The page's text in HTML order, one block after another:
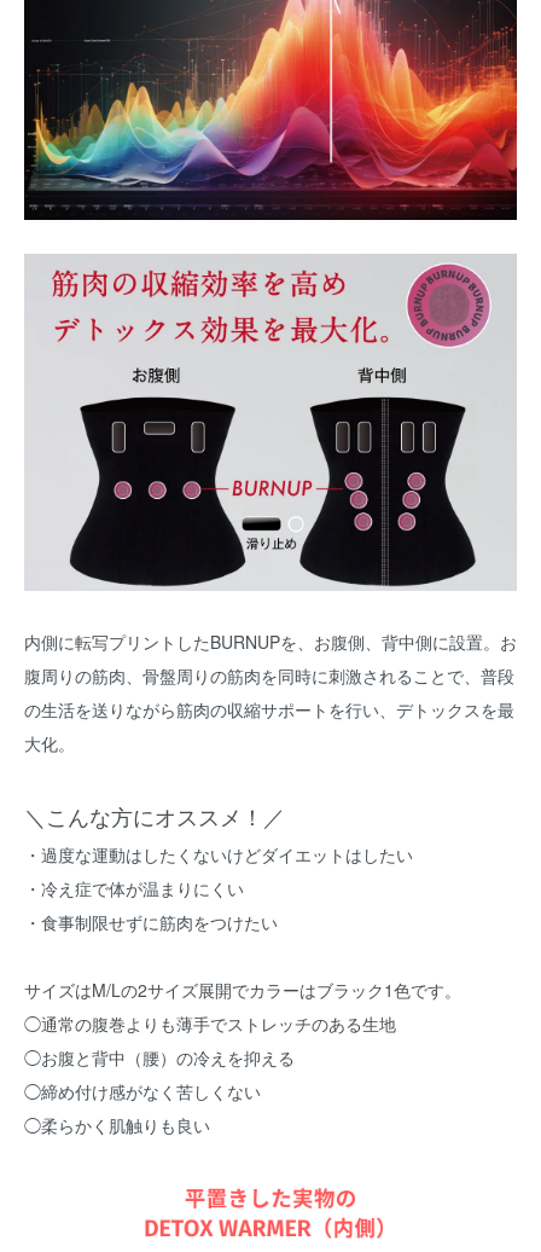
内側に転写プリントしたBURNUPを、お腹側、背中側に設置。お
腹周りの筋肉、骨盤周りの筋肉を同時に刺激されることで、普段
の生活を送りながら筋肉の収縮サポートを行い、デトックスを最
大化。
＼こんな方にオススメ！／
・過度な運動はしたくないけどダイエットはしたい
・冷え症で体が温まりにくい
・食事制限せずに筋肉をつけたい
サイズはM/Lの2サイズ展開でカラーはブラック1色です。
◯通常の腹巻よりも薄手でストレッチのある生地
◯お腹と背中（腰）の冷えを抑える
◯締め付け感がなく苦しくない
◯柔らかく肌触りも良い